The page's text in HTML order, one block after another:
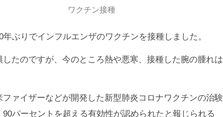
ワクチン接種
年ぶりでインフルエンザのワクチンを接種しました。
したのですが、今のところ熱や悪寒、接種した腕の腫れは
ファイザーなどが開発した新型肺炎コロナワクチンの治験
90パーセントを超える有効性が認められたと報じられる